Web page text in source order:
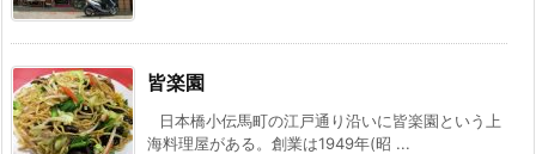
皆楽園
日本橋小伝馬町の江戸通り沿いに皆楽園という上
海料理屋がある。創業は1949年(昭 ...